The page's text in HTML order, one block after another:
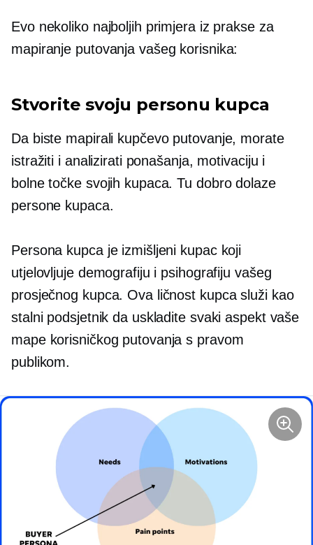
Evo nekoliko najboljih primjera iz prakse za
mapiranje putovanja vašeg korisnika:
Stvorite svoju personu kupca
Da biste mapirali kupčevo putovanje, morate
istražiti i analizirati ponašanja, motivaciju i
bolne točke svojih kupaca. Tu dobro dolaze
persone kupaca.
Persona kupca je izmišljeni kupac koji
utjelovljuje demografiju i psihografiju vašeg
prosječnog kupca. Ova ličnost kupca služi kao
stalni podsjetnik da uskladite svaki aspekt vaše
mape korisničkog putovanja s pravom
publikom.